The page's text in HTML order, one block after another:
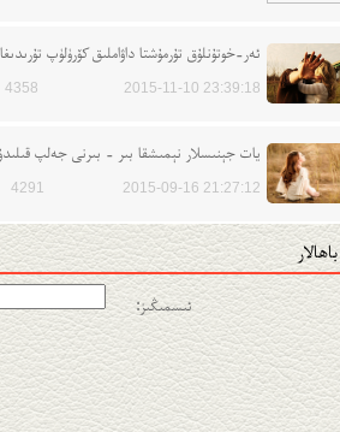
ئەر-خوتۇنلۇق تۇرمۇشتا داۋاملىق كۆرۈلۈپ
2015-11-10 23:39:18
4358
يات جېنىسلار نېمىشقا بىر - بىرنى جەلپ
2015-09-16 21:27:12
4291
باھالار
ئىسمىڭىز: